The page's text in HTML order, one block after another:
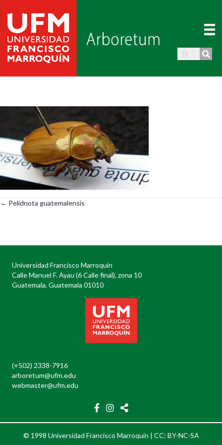
Posts
← Pelidnota guatemalensis
Universidad Francisco Marroquín
Calle Manuel F. Ayau (6 Calle final), zona 10
Guatemala, Guatemala 01010
(+502) 2338-7916
arboretum@ufm.edu
webmaster@ufm.edu
© 1998 Universidad Francisco Marroquín | CC: BY-NC-SA